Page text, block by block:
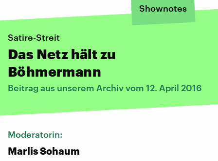
Shownotes
Satire-Streit
Das Netz hält zu
Böhmermann
Beitrag aus unserem Archiv vom 12. April 2016
Moderatorin:
Marlis Schaum